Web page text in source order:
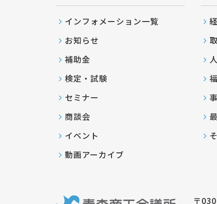
インフォメーション一覧
お知らせ
補助金
検定・試験
セミナー
商談会
イベント
動画アーカイブ
〒